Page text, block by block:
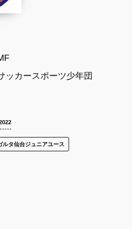
ッカースポーツ少年団
ルタ仙台ジュニアユース